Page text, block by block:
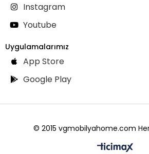
Instagram
Youtube
Uygulamalarımız
App Store
Google Play
© 2015 vgmobilyahome.com Her